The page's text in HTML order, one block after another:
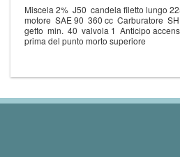
Miscela 2% J50 candela filetto lungo
motore SAE 90 360 cc Carburatore
getto min. 40 valvola 1 Anticipo
prima del punto morto superiore